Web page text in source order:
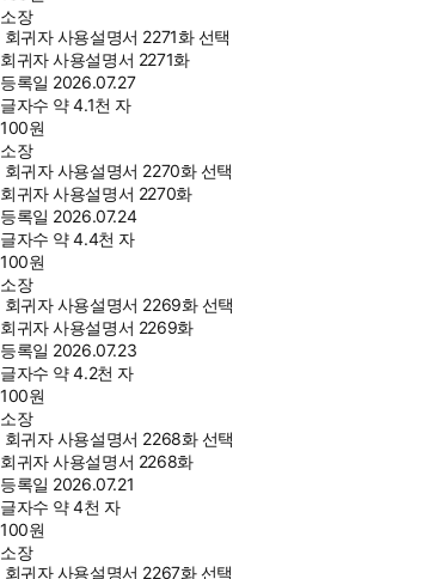
소장
회귀자 사용설명서 2271화 선택
회귀자 사용설명서 2271화
등록일 2026.07.27
글자수 약 4.1천 자
100원
소장
회귀자 사용설명서 2270화 선택
회귀자 사용설명서 2270화
등록일 2026.07.24
글자수 약 4.4천 자
100원
소장
회귀자 사용설명서 2269화 선택
회귀자 사용설명서 2269화
등록일 2026.07.23
글자수 약 4.2천 자
100원
소장
회귀자 사용설명서 2268화 선택
회귀자 사용설명서 2268화
등록일 2026.07.21
글자수 약 4천 자
100원
소장
회귀자 사용설명서 2267화 선택